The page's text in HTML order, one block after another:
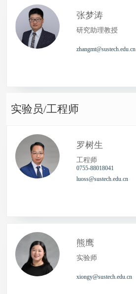
张梦涛
研究助理教授
zhangmt@sustech.edu.cn
实验员/工程师
罗树生
工程师
0755-88018041
luoss@sustech.edu.cn
熊鹰
实验师
xiongy@sustech.edu.cn